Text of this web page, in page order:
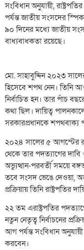
সংবিধান অনুযায়ী,
পর্যন্ত জাতীয় সংসদের
৯০ দিনের মধ্যে জাতীয়
বাধ্যবাধকতা রয়েছে।
মো. সাহাবুদ্দিন ২০২৩
হিসেবে শপথ নেন। তিনি
নির্বাচিত হন। তার পাঁচ
কথা ছিল। দায়িত্ব
সরকারপ্রধানকে শপথবাক্য
২০২৪ সালের ৫ আগস্টের
থেকে তার পদত্যাগের
অভ্যুত্থান-পরবর্তী সময়ে
তবে সংসদ ভেঙে দেওয়া,
প্রক্রিয়ায় তিনি রাষ্ট্রপতির
২২ তম এরাষ্ট্রপতির
নতুন নেতৃত্ব নির্বাচনের
আগ পর্যন্ত সংবিধান অনুযায়ী
করবেন।